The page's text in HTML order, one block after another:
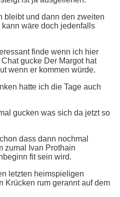
bleibt und dann den zweiten
wäre doch jedenfalls
finde wenn ich hier
gucke Der Margot hat
wenn er kommen würde.
hatte ich die Tage auch
gucken was sich da jetzt so
dass dann nochmal
zumal Ivan Prothain
fit sein wird.
letzten heimspieligen
Krücken rum gerannt auf dem